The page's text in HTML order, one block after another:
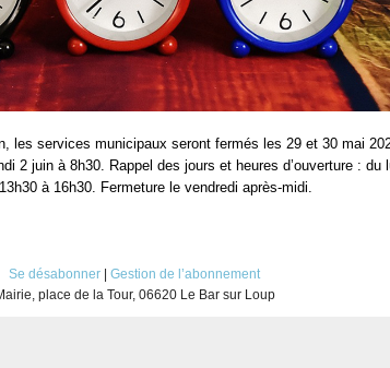
les services municipaux seront fermés les 29 et 30 mai
2 juin à 8h30. Rappel des jours et heures d’ouverture : du
à 16h30. Fermeture le vendredi après-midi.
Se désabonner
Gestion de l’abonnement
place de la Tour, 06620 Le Bar sur Loup